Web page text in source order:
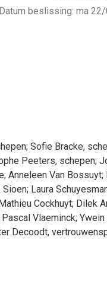
Datum beslissing: ma
; Sofie Bracke,
Peeters, schepen;
; Anneleen Van Bossuyt;
Sioen; Laura
Cockhuyt; Dilek
Pascal Vlaeminck; Ywein
Decoodt,